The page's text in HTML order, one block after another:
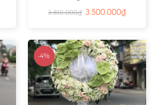
3.810.000₫ 3.500.000₫
-4%